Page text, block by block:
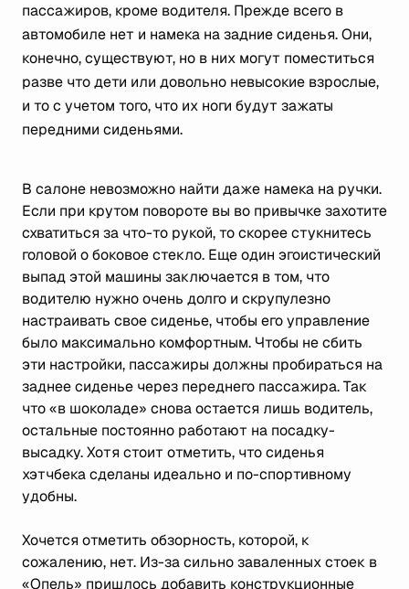
пассажиров, кроме водителя. Прежде всего в
автомобиле нет и намека на задние сиденья. Они,
конечно, существуют, но в них могут поместиться
разве что дети или довольно невысокие взрослые,
и то с учетом того, что их ноги будут зажаты
передними сиденьями.
В салоне невозможно найти даже намека на ручки.
Если при крутом повороте вы во привычке захотите
схватиться за что-то рукой, то скорее стукнитесь
головой о боковое стекло. Еще один эгоистический
выпад этой машины заключается в том, что
водителю нужно очень долго и скрупулезно
настраивать свое сиденье, чтобы его управление
было максимально комфортным. Чтобы не сбить
эти настройки, пассажиры должны пробираться на
заднее сиденье через переднего пассажира. Так
что «в шоколаде» снова остается лишь водитель,
остальные постоянно работают на посадку-
высадку. Хотя стоит отметить, что сиденья
хэтчбека сделаны идеально и по-спортивному
удобны.
Хочется отметить обзорность, которой, к
сожалению, нет. Из-за сильно заваленных стоек в
«Опель» пришлось добавить конструкционные